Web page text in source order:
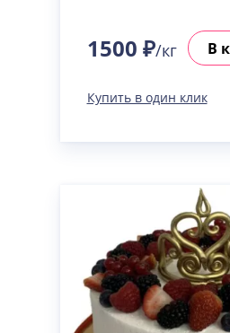
1500 ₽/кг В
Купить в один клик